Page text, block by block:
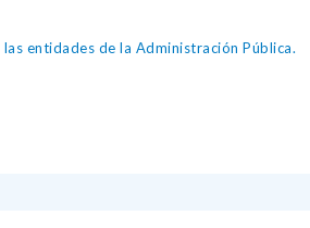
entidades de la Administración Pública.